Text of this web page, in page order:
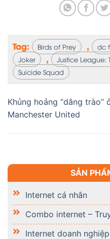
SẢN
Internet cá nhân
Combo internet –
Internet doanh nghiệp
Tag: Birds of Prey , dc
Joker , Justice League:
Suicide Squad
Khủng hoảng “dâng trào”
Manchester United